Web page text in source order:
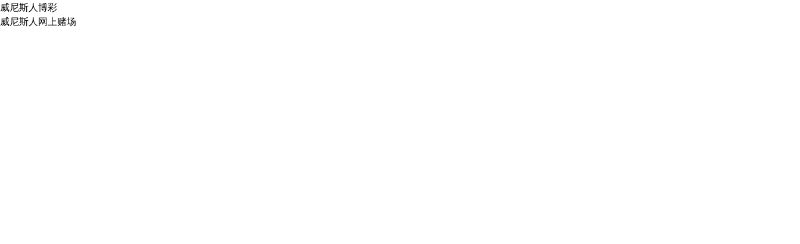
威尼斯人博彩
威尼斯人网上赌场